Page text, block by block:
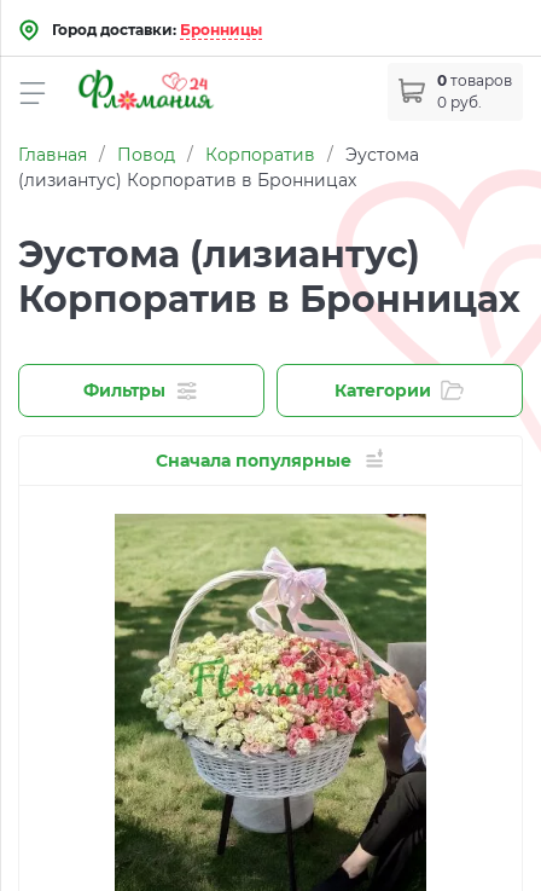
Город доставки: Бронницы
0 товаров
0 руб.
Главная / Повод / Корпоратив / Эустома
(лизиантус) Корпоратив в Бронницах
Эустома (лизиантус)
Корпоратив в Бронницах
Фильтры Категории
Сначала популярные